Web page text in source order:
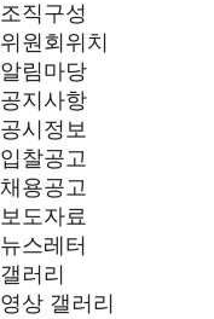
조직구성
위원회위치
알림마당
공지사항
공시정보
입찰공고
채용공고
보도자료
뉴스레터
갤러리
영상 갤러리